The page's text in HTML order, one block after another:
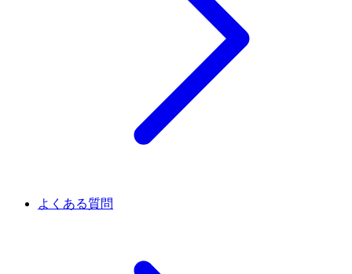
よくある質問